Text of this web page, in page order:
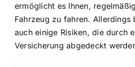
ermöglicht es Ihnen,
Fahrzeug zu fahren. Allerdings
auch einige Risiken, die durch
Versicherung abgedeckt